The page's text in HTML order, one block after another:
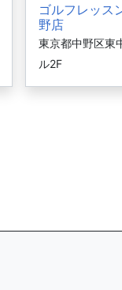
ゴルフレッス
野店
東京都中野区東
ル2F